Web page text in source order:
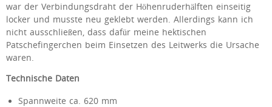
war der Verbindungsdraht der Höhenruderhälften einseitig
locker und musste neu geklebt werden. Allerdings kann ich
nicht ausschließen, dass dafür meine hektischen
Patschefingerchen beim Einsetzen des Leitwerks die Ursache
waren.
Technische Daten
Spannweite ca. 620 mm